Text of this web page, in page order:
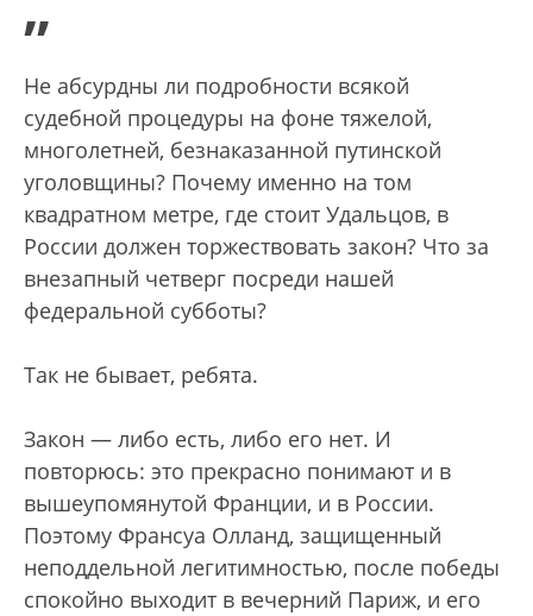
”
Не абсурдны ли подробности всякой
судебной процедуры на фоне тяжелой,
многолетней, безнаказанной путинской
уголовщины? Почему именно на том
квадратном метре, где стоит Удальцов, в
России должен торжествовать закон? Что за
внезапный четверг посреди нашей
федеральной субботы?
Так не бывает, ребята.
Закон — либо есть, либо его нет. И
повторюсь: это прекрасно понимают и в
вышеупомянутой Франции, и в России.
Поэтому Франсуа Олланд, защищенный
неподдельной легитимностью, после победы
спокойно выходит в вечерний Париж, и его